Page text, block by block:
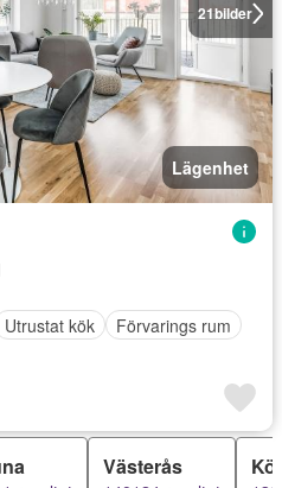
21bilder
Lägenhet
Utrustat kök
Förvarings rum
Västerås